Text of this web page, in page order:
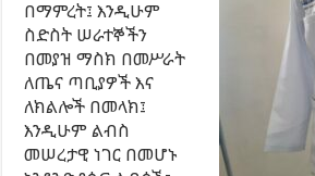
በማምረት፤ እንዲሁም
ስድስት ሠራተኞችን
በመያዝ ማስክ በመሥራት
ለጤና ጣቢያዎች እና
ለክልሎች በመላክ፤
እንዲሁም ልብስ
መሠረታዊ ነገር በመሆኑ